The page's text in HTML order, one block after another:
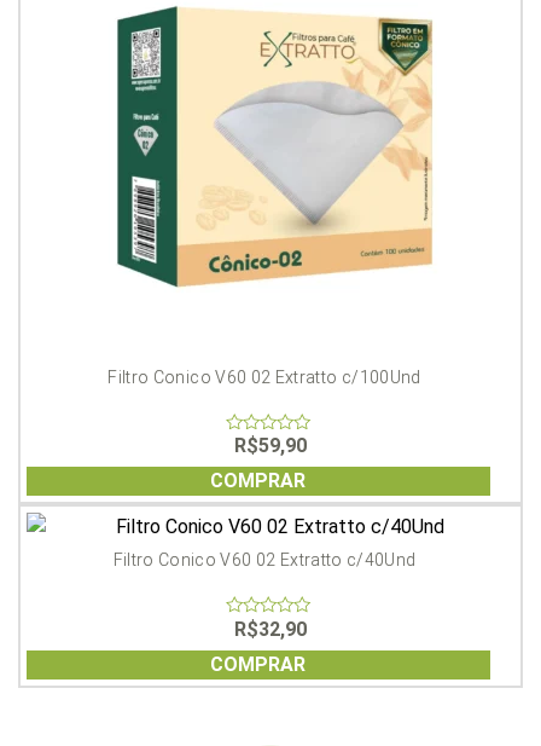
Filtro Conico V60 02 Extratto c/100Und
of
5
R$59,90
COMPRAR
Filtro Conico V60 02 Extratto c/40Und
of
5
R$32,90
COMPRAR